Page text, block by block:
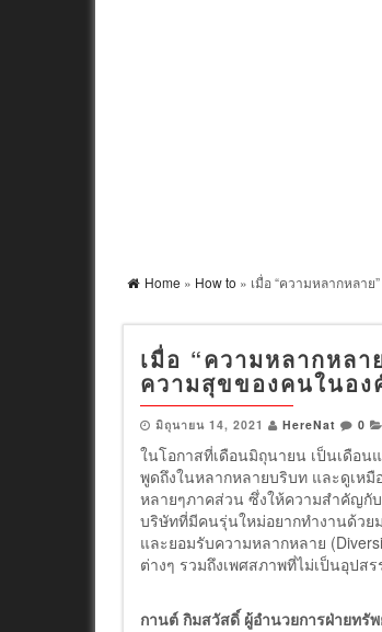
Home » How to » เมื่อ “ความหลากหลา
เมื่อ “ความหลากหล
ความสุขของคนในอง
มิถุนายน 14, 2021 HereNat 0
ในโอกาสที่เดือนมิถุนายน เป็นเดือน
พูดถึงในหลากหลายบริบท และดูเห
หลายๆภาคส่วน ซึ่งให้ความสำคัญกับ
บริษัทที่มีคนรุ่นใหม่อยากทำงานด้วย
และยอมรับความหลากหลาย
ต่างๆ รวมถึงเพศสภาพที่ไม่เป็นอุปส
กานต์ กิมสวัสดิ์ ผู้อำนวยการฝ่ายทรั